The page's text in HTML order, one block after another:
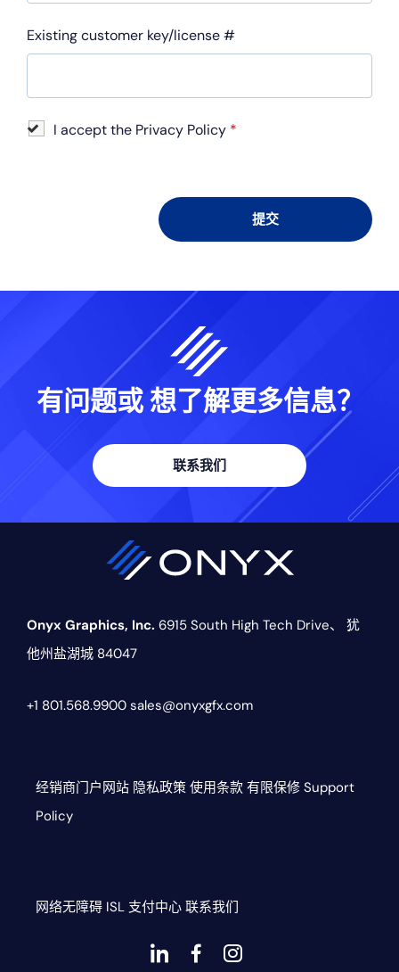
Existing customer key/license #
I accept the Privacy Policy *
有问题或想了解更多信息？
联系我们
Onyx Graphics, Inc. 6915 South High Tech Drive、
犹
他州盐湖城 84047
+1 801.568.9900 sales@onyxgfx.com
经销商门户网站 隐私政策 使用条款 有限保修 Support
Policy
网络无障碍 ISL 支付中心 联系我们
Dashicons-
dashicons-